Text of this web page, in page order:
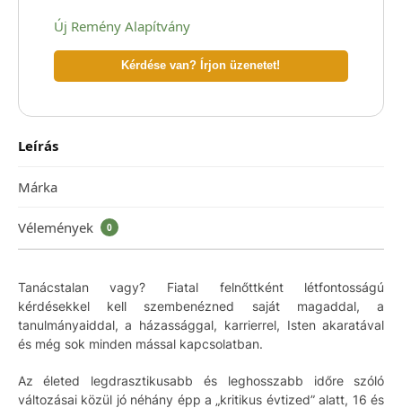
Új Remény Alapítvány
Kérdése van? Írjon üzenetet!
Leírás
Márka
Vélemények 0
Tanácstalan vagy? Fiatal felnőttként létfontosságú
kérdésekkel kell szembenézned saját magaddal, a
tanulmányaiddal, a házassággal, karrierrel, Isten akaratával
és még sok minden mással kapcsolatban.
Az életed legdrasztikusabb és leghosszabb időre szóló
változásai közül jó néhány épp a „kritikus évtized” alatt, 16 és